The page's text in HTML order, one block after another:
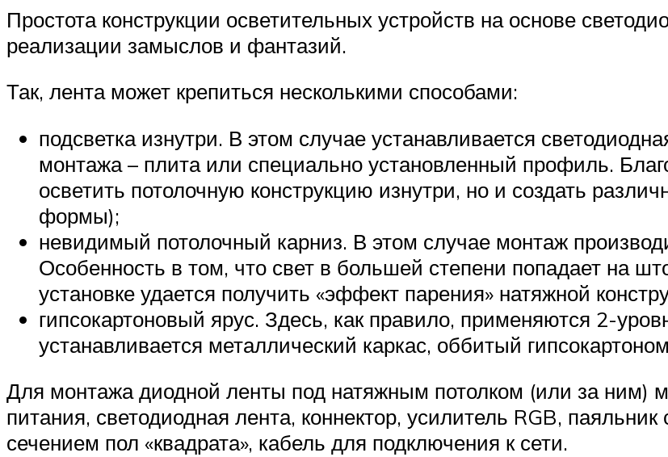
Простота конструкции осветительных устройств на основе
реализации замыслов и фантазий.
Так, лента может крепиться несколькими способами:
подсветка изнутри. В этом случае устанавливается
монтажа – плита или специально установленный профиль.
осветить потолочную конструкцию изнутри, но и создать
формы);
невидимый потолочный карниз. В этом случае монтаж
Особенность в том, что свет в большей степени попадает на
установке удается получить «эффект парения» натяжной
гипсокартоновый ярус. Здесь, как правило, применяются 2-
устанавливается металлический каркас, оббитый
Для монтажа диодной ленты под натяжным потолком (или за ним)
питания, светодиодная лента, коннектор, усилитель RGB,
сечением пол «квадрата», кабель для подключения к сети.